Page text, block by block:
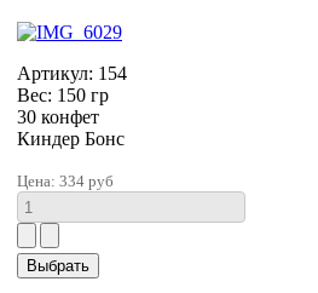
Артикул: 154
Вес: 150 гр
30 конфет
Киндер Бонс
Цена: 334 руб